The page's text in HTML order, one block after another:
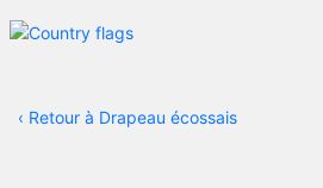
‹ Retour à Drapeau écossais